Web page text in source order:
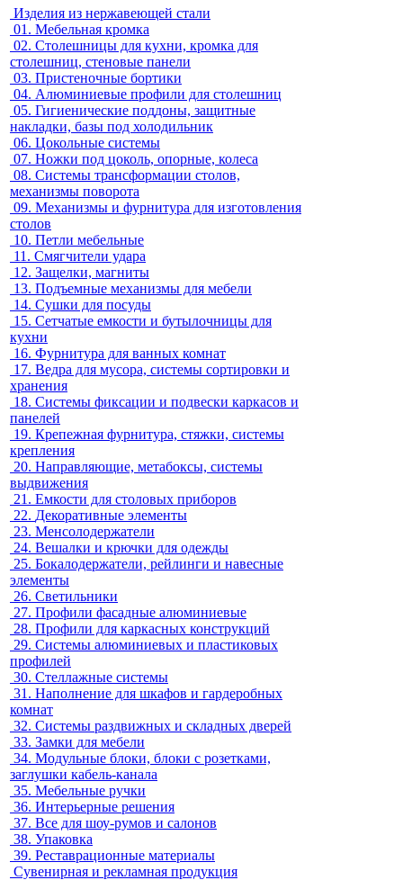
Изделия из нержавеющей стали
01. Мебельная кромка
02. Столешницы для кухни, кромка для
столешниц, стеновые панели
03. Пристеночные бортики
04. Алюминиевые профили для столешниц
05. Гигиенические поддоны, защитные
накладки, базы под холодильник
06. Цокольные системы
07. Ножки под цоколь, опорные, колеса
08. Системы трансформации столов,
механизмы поворота
09. Механизмы и фурнитура для изготовления
столов
10. Петли мебельные
11. Смягчители удара
12. Защелки, магниты
13. Подъемные механизмы для мебели
14. Сушки для посуды
15. Сетчатые емкости и бутылочницы для
кухни
16. Фурнитура для ванных комнат
17. Ведра для мусора, системы сортировки и
хранения
18. Системы фиксации и подвески каркасов и
панелей
19. Крепежная фурнитура, стяжки, системы
крепления
20. Направляющие, метабоксы, системы
выдвижения
21. Емкости для столовых приборов
22. Декоративные элементы
23. Менсолодержатели
24. Вешалки и крючки для одежды
25. Бокалодержатели, рейлинги и навесные
элементы
26. Светильники
27. Профили фасадные алюминиевые
28. Профили для каркасных конструкций
29. Системы алюминиевых и пластиковых
профилей
30. Стеллажные системы
31. Наполнение для шкафов и гардеробных
комнат
32. Системы раздвижных и складных дверей
33. Замки для мебели
34. Модульные блоки, блоки с розетками,
заглушки кабель-канала
35. Мебельные ручки
36. Интерьерные решения
37. Все для шоу-румов и салонов
38. Упаковка
39. Реставрационные материалы
Сувенирная и рекламная продукция